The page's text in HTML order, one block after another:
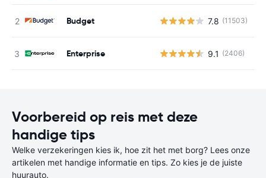
Budget 7.8 (11503)
Enterprise 9.1 (2406)
Voorbereid op reis met deze
handige tips
Welke verzekeringen kies ik, hoe zit het met borg? Lees onze
artikelen met handige informatie en tips. Zo kies je de juiste
huurauto.